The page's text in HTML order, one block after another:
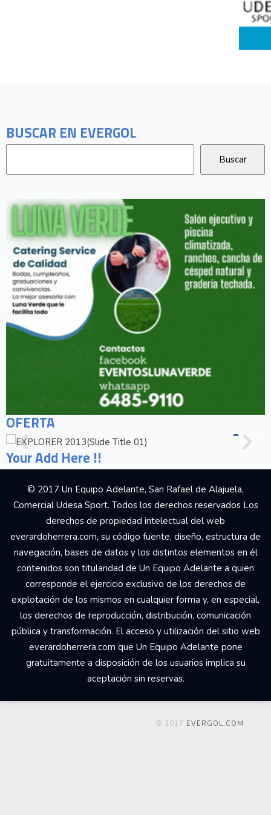
BUSCAR EN EVERGOL
OFERTA
Your Add Here !!
© 2017 Un Equipo Adelante, San Rafael de Alajuela,
Comercial Udesa Sport. Todos los derechos reservados Los
derechos de propiedad intelectual del web
everardoherrera.com, su código fuente, diseño, estructura de
navegación, bases de datos y los distintos elementos en él
contenidos son titularidad de Un Equipo Adelante a quien
corresponde el ejercicio exclusivo de los derechos de
explotación de los mismos en cualquier forma y, en especial,
los derechos de reproducción, distribución, comunicación
pública y transformación. El acceso y utilización del sitio web
everardoherrera.com que Un Equipo Adelante pone
gratuitamente a disposición de los usuarios implica su
aceptación sin reservas.
© 2017 EVERGOL.COM